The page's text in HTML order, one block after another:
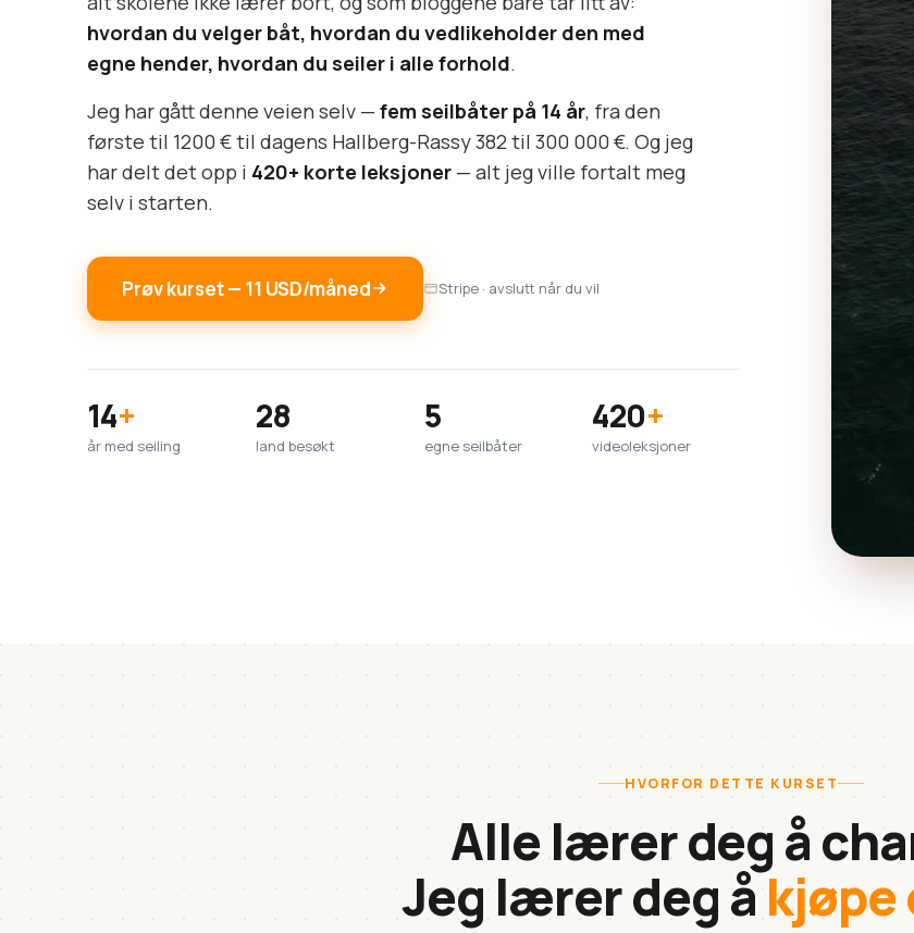
hvordan du velger båt, hvordan du vedlikeholder den med
egne hender, hvordan du seiler i alle forhold.
Jeg har gått denne veien selv — fem seilbåter på 14 år, fra den
første til 1200 € til dagens Hallberg-Rassy 382 til 300 000 €. Og jeg
har delt det opp i 420+ korte leksjoner — alt jeg ville fortalt meg
selv i starten.
Prøv kurset — 11 USD/måned Stripe · avslutt når du vil
14+
år med seiling
28
land besøkt
5
egne seilbåter
420+
videoleksjoner
HVORFOR DETTE KURSET
Alle lærer deg å
Jeg lærer deg åkjøpe